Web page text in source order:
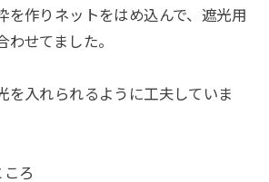
を作りネットをはめ込んで、遮光用
わせてました。
を入れられるように工夫していま
ろ